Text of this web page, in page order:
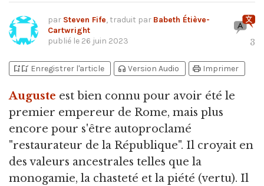
par Steven Fife, traduit par Babeth Étiève-
Cartwright
publié le 26 juin 2023 3
bookmark_addbookmark_added Enregistrer l'article headphones Version Audio print Imprimer
Auguste est bien connu pour avoir été le
premier empereur de Rome, mais plus
encore pour s'être autoproclamé
"restaurateur de la République". Il croyait en
des valeurs ancestrales telles que la
monogamie, la chasteté et la piété (vertu). Il